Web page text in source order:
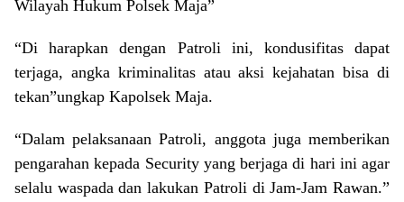
Wilayah Hukum Polsek Maja”
“Di harapkan dengan Patroli ini, kondusifitas dapat
terjaga, angka kriminalitas atau aksi kejahatan bisa di
tekan”ungkap Kapolsek Maja.
“Dalam pelaksanaan Patroli, anggota juga memberikan
pengarahan kepada Security yang berjaga di hari ini agar
selalu waspada dan lakukan Patroli di Jam-Jam Rawan.”